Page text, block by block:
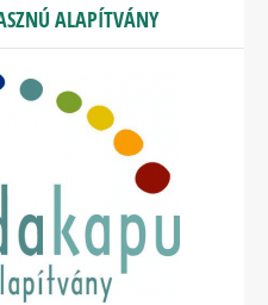
ALAPÍTVÁNY